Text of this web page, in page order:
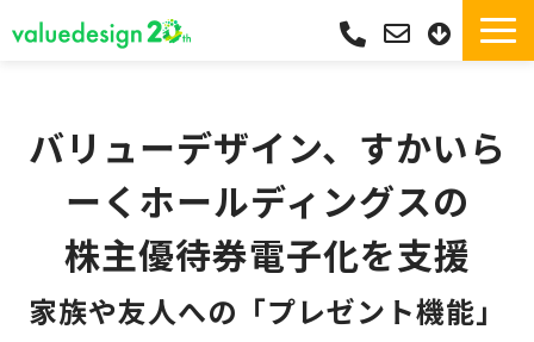
サポート
導入実績
導入フロー
活用シーン
バリューデザイン、すかいら
ーくホールディングスの
株主優待券電子化を支援
家族や友人への「プレゼント機能」